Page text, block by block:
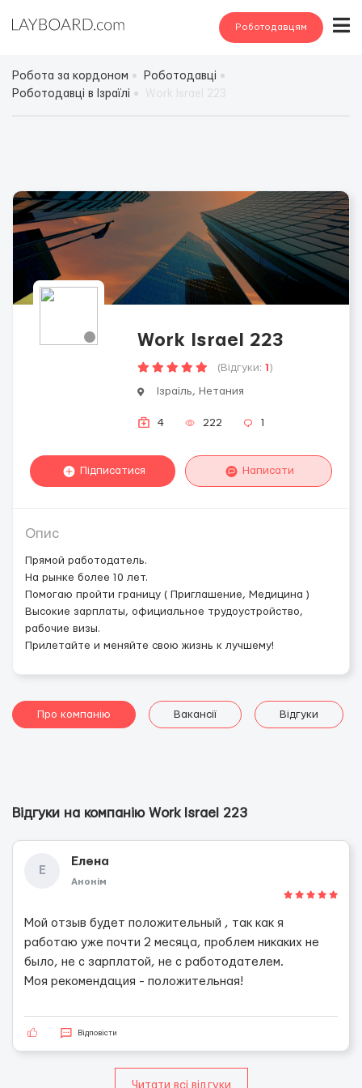
Роботодавцям
Робота за кордоном
Роботодавці
Роботодавці в Ізраїлі
Work Israel 223
(Відгуки: 1 )
Ізраїль, Нетания
4 222 1
Підписатися Написати
Опис
Прямой работодатель.
На рынке более 10 лет.
Помогаю пройти границу ( Приглашение, Медицина )
Высокие зарплаты, официальное трудоустройство,
рабочие визы.
Прилетайте и меняйте свою жизнь к лучшему!
Про компанію Вакансії Відгуки
Відгуки на компанію Work Israel 223
Е
Елена
Анонім
Мой отзыв будет положительный , так как я
работаю уже почти 2 месяца, проблем никаких не
было, не с зарплатой, не с работодателем.
Моя рекомендация - положительная!
Відповісти
Читати всі відгуки